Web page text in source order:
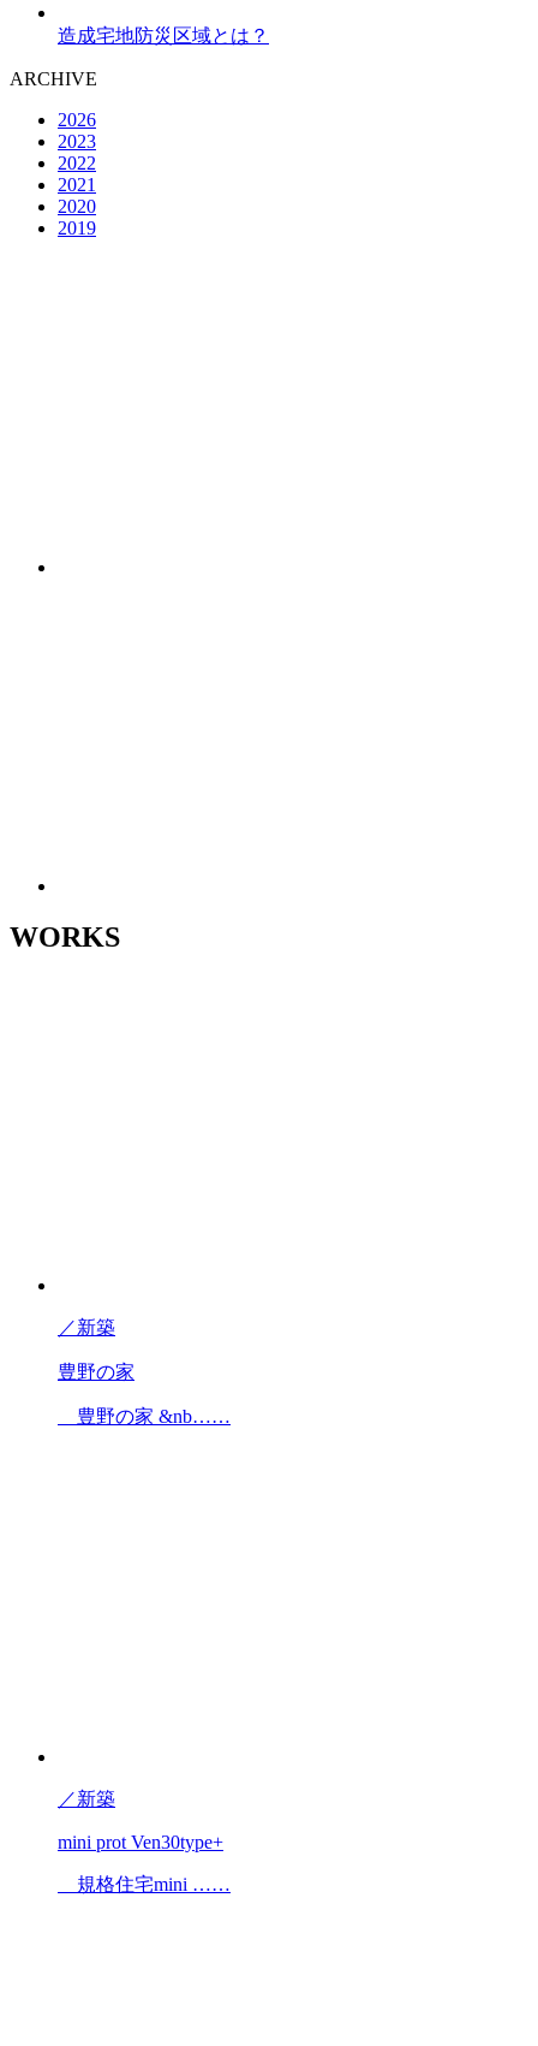
造成宅地防災区域とは？
ARCHIVE
2026
2023
2022
2021
2020
2019
WORKS
／新築
豊野の家
豊野の家 &nb……
／新築
mini prot Ven30type+
規格住宅mini ……